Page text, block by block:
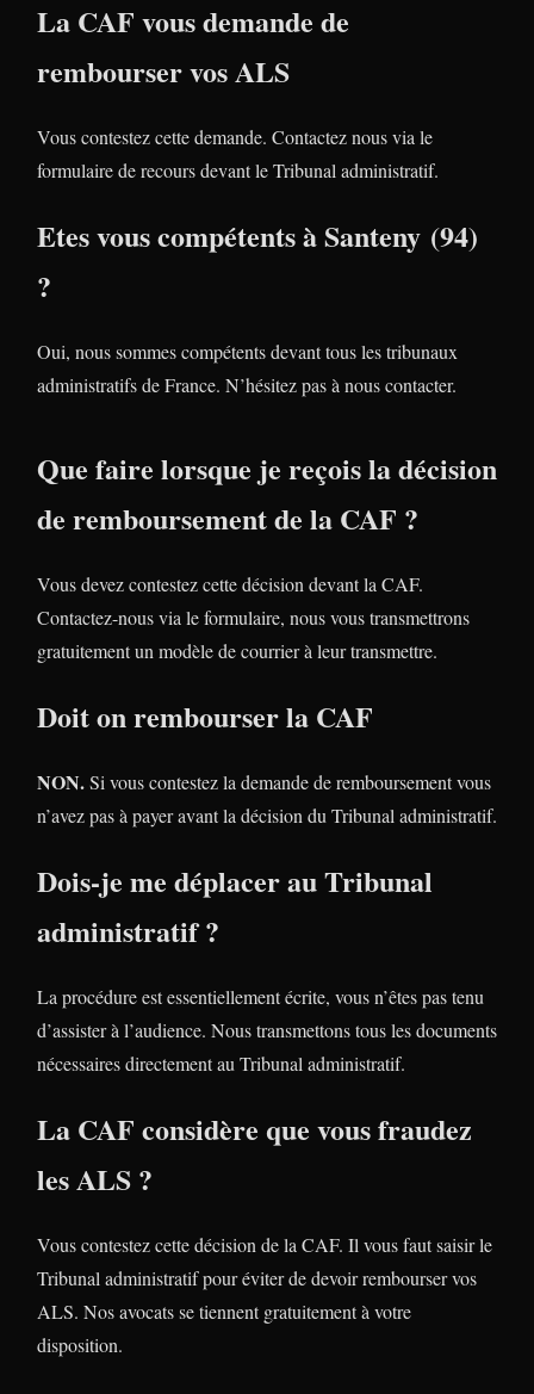
La CAF vous demande de
rembourser vos ALS
Vous contestez cette demande. Contactez nous via le
formulaire de recours devant le Tribunal administratif.
Etes vous compétents à Santeny (94)
?
Oui, nous sommes compétents devant tous les tribunaux
administratifs de France. N’hésitez pas à nous contacter.
Que faire lorsque je reçois la décision
de remboursement de la CAF ?
Vous devez contestez cette décision devant la CAF.
Contactez-nous via le formulaire, nous vous transmettrons
gratuitement un modèle de courrier à leur transmettre.
Doit on rembourser la CAF
NON.Si vous contestez la demande de remboursement vous
n’avez pas à payer avant la décision du Tribunal administratif.
Dois-je me déplacer au Tribunal
administratif ?
La procédure est essentiellement écrite, vous n’êtes pas tenu
d’assister à l’audience. Nous transmettons tous les documents
nécessaires directement au Tribunal administratif.
La CAF considère que vous fraudez
les ALS ?
Vous contestez cette décision de la CAF. Il vous faut saisir le
Tribunal administratif pour éviter de devoir rembourser vos
ALS. Nos avocats se tiennent gratuitement à votre
disposition.